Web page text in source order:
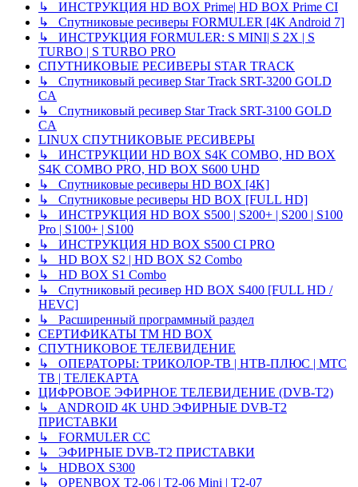
↳ ИНСТРУКЦИЯ HD BOX Prime| HD BOX Prime CI
↳ Спутниковые ресиверы FORMULER [4K Android 7]
↳ ИНСТРУКЦИЯ FORMULER: S MINI| S 2X | S
TURBO | S TURBO PRO
СПУТНИКОВЫЕ РЕСИВЕРЫ STAR TRACK
↳ Спутниковый ресивер Star Track SRT-3200 GOLD
CA
↳ Спутниковый ресивер Star Track SRT-3100 GOLD
CA
LINUX СПУТНИКОВЫЕ РЕСИВЕРЫ
↳ ИНСТРУКЦИИ HD BOX S4K COMBO, HD BOX
S4K COMBO PRO, HD BOX S600 UHD
↳ Спутниковые ресиверы HD BOX [4K]
↳ Спутниковые ресиверы HD BOX [FULL HD]
↳ ИНСТРУКЦИЯ HD BOX S500 | S200+ | S200 | S100
Pro | S100+ | S100
↳ ИНСТРУКЦИЯ HD BOX S500 CI PRO
↳ HD BOX S2 | HD BOX S2 Combo
↳ HD BOX S1 Combo
↳ Спутниковый ресивер HD BOX S400 [FULL HD /
HEVC]
↳ Расширенный программный раздел
СЕРТИФИКАТЫ TM HD BOX
СПУТНИКОВОЕ ТЕЛЕВИДЕНИЕ
↳ ОПЕРАТОРЫ: ТРИКОЛОР-ТВ | НТВ-ПЛЮС | МТС
ТВ | ТЕЛЕКАРТА
ЦИФРОВОЕ ЭФИРНОЕ ТЕЛЕВИДЕНИЕ (DVB-T2)
↳ ANDROID 4K UHD ЭФИРНЫЕ DVB-T2
ПРИСТАВКИ
↳ FORMULER CC
↳ ЭФИРНЫЕ DVB-T2 ПРИСТАВКИ
↳ HDBOX S300
↳ OPENBOX T2-06 | T2-06 Mini | T2-07